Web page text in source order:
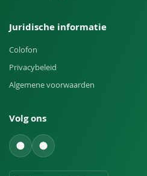
Juridische informatie
Colofon
Privacybeleid
Algemene voorwaarden
Volg ons